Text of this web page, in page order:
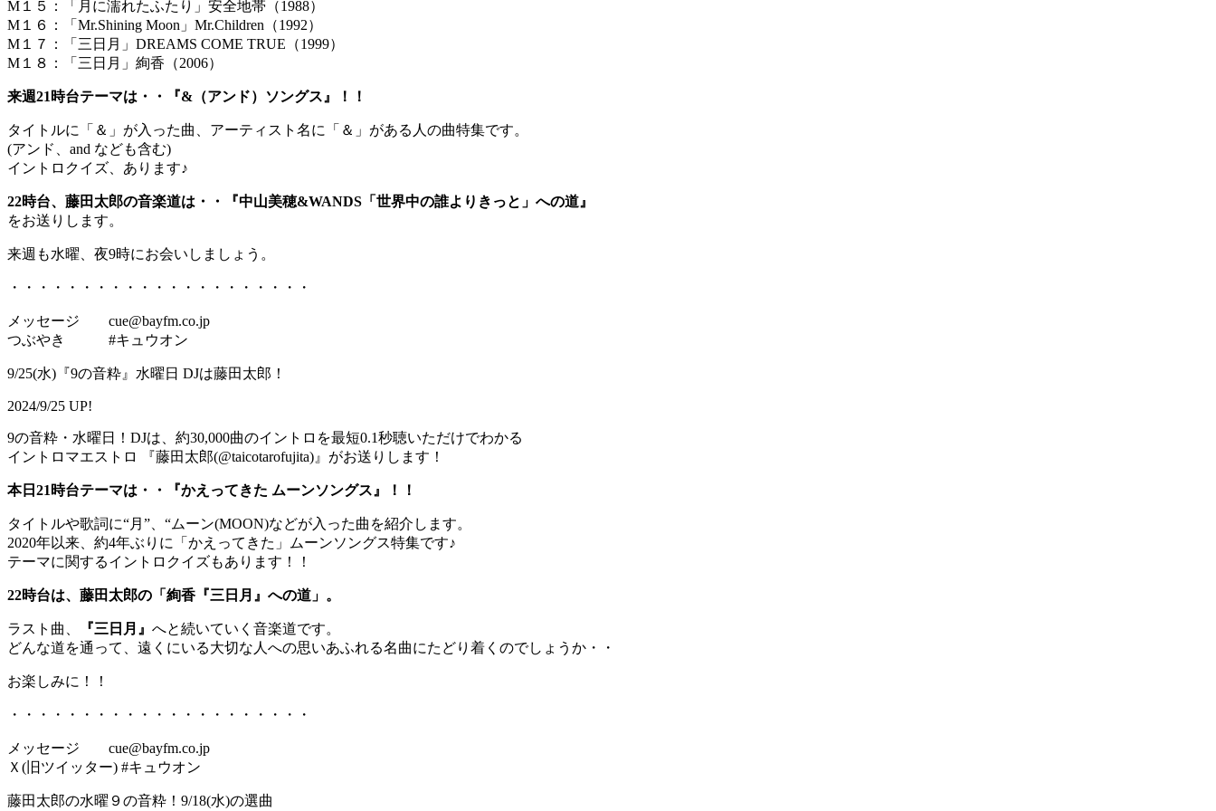
M１５：「月に濡れたふたり」安全地帯（1988）
M１６：「Mr.Shining Moon」Mr.Children（1992）
M１７：「三日月」DREAMS COME TRUE（1999）
M１８：「三日月」絢香（2006）
来週21時台テーマは・・『&（アンド）ソングス』！！
タイトルに「＆」が入った曲、アーティスト名に「＆」がある人の曲特集です。
(アンド、and なども含む)
イントロクイズ、あります♪
22時台、藤田太郎の音楽道は・・『中山美穂&WANDS「世界中の誰よりきっと」への道』
をお送りします。
来週も水曜、夜9時にお会いしましょう。
・・・・・・・・・・・・・・・・・・・・・
メッセージ cue@bayfm.co.jp
つぶやき #キュウオン
9/25(水)『9の音粋』水曜日 DJは藤田太郎！
2024/9/25 UP!
9の音粋・水曜日！DJは、約30,000曲のイントロを最短0.1秒聴いただけでわかる
イントロマエストロ 『藤田太郎(@taicotarofujita)』がお送りします！
本日21時台テーマは・・『かえってきた ムーンソングス』！！
タイトルや歌詞に“月”、“ムーン(MOON)などが入った曲を紹介します。
2020年以来、約4年ぶりに「かえってきた」ムーンソングス特集です♪
テーマに関するイントロクイズもあります！！
22時台は、藤田太郎の「絢香『三日月』への道」。
ラスト曲、 『三日月』 へと続いていく音楽道です。
どんな道を通って、遠くにいる大切な人への思いあふれる名曲にたどり着くのでしょうか・・
お楽しみに！！
・・・・・・・・・・・・・・・・・・・・・
メッセージ cue@bayfm.co.jp
Ｘ(旧ツイッター) #キュウオン
藤田太郎の水曜９の音粋！9/18(水)の選曲